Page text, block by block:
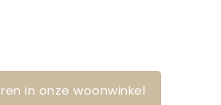
in onze woonwinkel